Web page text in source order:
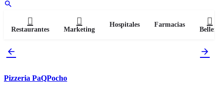
Restaurantes Marketing
Hospitales Farmacias
Pizzeria PaQPocho